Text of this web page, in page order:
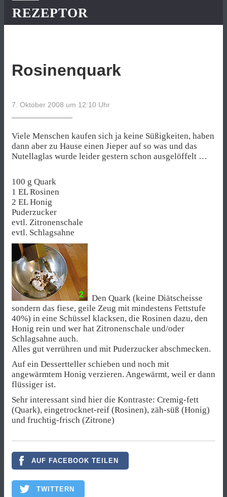
REZEPTOR
Rosinenquark
7. Oktober 2008 um 12:10 Uhr
Viele Menschen kaufen sich ja keine Süßigkeiten, haben
dann aber zu Hause einen Jieper auf so was und das
Nutellaglas wurde leider gestern schon ausgelöffelt …
100 g Quark
1 EL Rosinen
2 EL Honig
Puderzucker
evtl. Zitronenschale
evtl. Schlagsahne
Den Quark (keine Diätscheisse
sondern das fiese, geile Zeug mit mindestens Fettstufe
40%) in eine Schüssel klacksen, die Rosinen dazu, den
Honig rein und wer hat Zitronenschale und/oder
Schlagsahne auch.
Alles gut verrühren und mit Puderzucker abschmecken.
Auf ein Dessertteller schieben und noch mit
angewärmtem Honig verzieren. Angewärmt, weil er dann
flüssiger ist.
Sehr interessant sind hier die Kontraste: Cremig-fett
(Quark), eingetrocknet-reif (Rosinen), zäh-süß (Honig)
und fruchtig-frisch (Zitrone)
AUF FACEBOOK TEILEN
TWITTERN